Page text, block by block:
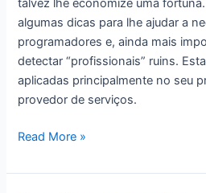
talvez lhe economize uma
algumas dicas para lhe ajudar a
programadores e, ainda mais
detectar “profissionais” ruins.
aplicadas principalmente no seu
provedor de serviços.
Armadilha:
o
Read More »